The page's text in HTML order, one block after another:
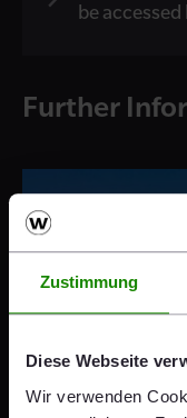
Zustimmung
Diese Webseite
Wir verwenden
be accessed
Further